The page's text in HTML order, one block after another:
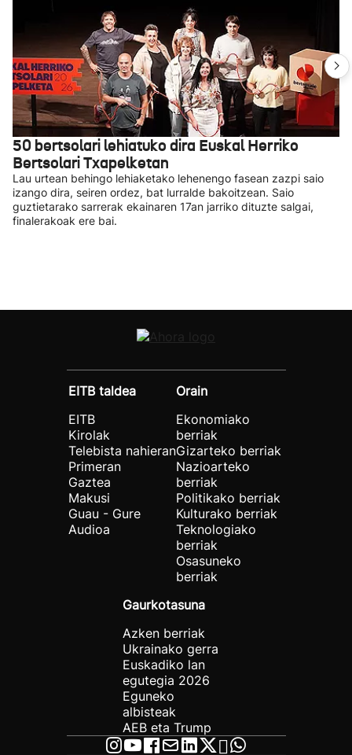
50 bertsolari lehiatuko dira Euskal Herriko
Bertsolari Txapelketan
Lau urtean behingo lehiaketako lehenengo fasean zazpi saio
izango dira, seiren ordez, bat lurralde bakoitzean. Saio
guztietarako sarrerak ekainaren 17an jarriko dituzte salgai,
finalerakoak ere bai.
EITB taldea
EITB
Kirolak
Telebista nahieran
Primeran
Gaztea
Makusi
Guau - Gure
Audioa
Orain
Ekonomiako
berriak
Gizarteko berriak
Nazioarteko
berriak
Politikako berriak
Kulturako berriak
Teknologiako
berriak
Osasuneko
berriak
Gaurkotasuna
Azken berriak
Ukrainako gerra
Euskadiko lan
egutegia 2026
Eguneko
albisteak
AEB eta Trump